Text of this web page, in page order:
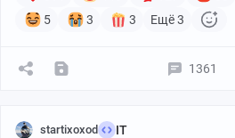
5
3 3 Ещё 3
1361
startixoxod IT